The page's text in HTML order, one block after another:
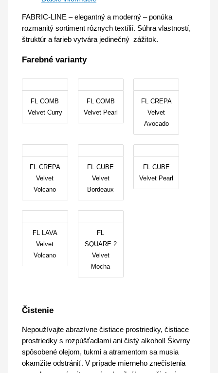
FABRIC-LINE – elegantný a moderný – ponúka
rozmanitý sortiment rôznych textílií. Súhra vlastností,
štruktúr a farieb vytvára jedinečný zážitok.
Farebné varianty
FL COMB
Velvet Curry
FL COMB
Velvet Pearl
FL CREPA
Velvet
Avocado
FL CREPA
Velvet
Volcano
FL CUBE
Velvet
Bordeaux
FL CUBE
Velvet Pearl
FL LAVA
Velvet
Volcano
FL
SQUARE 2
Velvet
Mocha
Čistenie
Nepoužívajte abrazívne čistiace prostriedky, čistiace
prostriedky s rozpúšťadlami ani čistý alkohol! Škvrny
spôsobené olejom, tukmi a atramentom sa musia
okamžite odstrániť. V prípade mierneho znečistenia